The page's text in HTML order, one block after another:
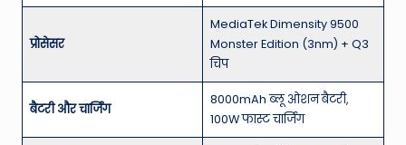
प्रोसेसर
MediaTek Dimensity 9500
Monster Edition (3nm) + Q3
चिप
बैटरी और चार्जिंग
8000mAh ब्लू ओशन बैटरी,
100W फास्ट चार्जिंग